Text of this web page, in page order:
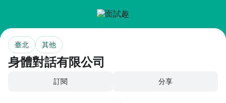
身體對話有限公司
臺北 其他
訂閱 分享